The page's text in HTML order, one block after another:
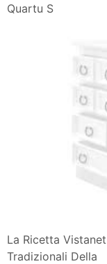
Quartu S
La Ricetta
Tradizionali Della